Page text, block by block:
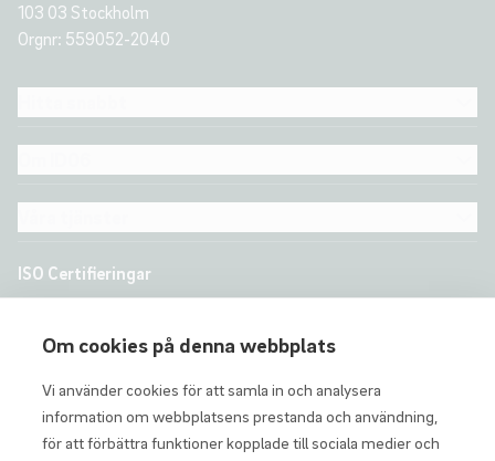
Om cookies på denna webbplats
Vi använder cookies för att samla in och analysera
information om webbplatsens prestanda och användning,
för att förbättra funktioner kopplade till sociala medier och
103 03 Stockholm
Orgnr: 559052-2040
ISO Certifieringar